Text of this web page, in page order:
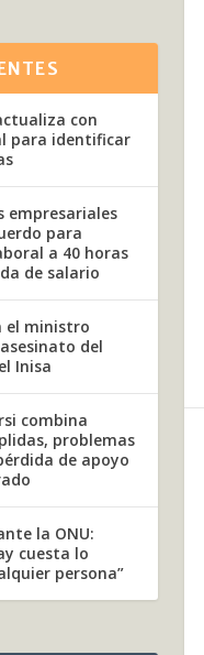
con
para identificar
empresariales
para
a 40 horas
de salario
el ministro
del
Inisa
combina
problemas
de apoyo
la ONU:
cuesta lo
persona”